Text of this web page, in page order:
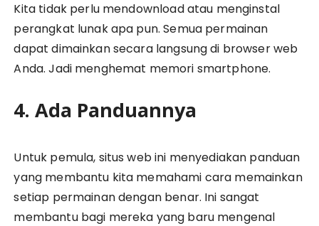
Kita tidak perlu mendownload atau menginstal
perangkat lunak apa pun. Semua permainan
dapat dimainkan secara langsung di browser web
Anda. Jadi menghemat memori smartphone.
4. Ada Panduannya
Untuk pemula, situs web ini menyediakan panduan
yang membantu kita memahami cara memainkan
setiap permainan dengan benar. Ini sangat
membantu bagi mereka yang baru mengenal